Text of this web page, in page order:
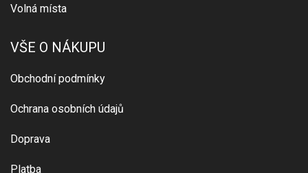
Volná místa
VŠE O NÁKUPU
Obchodní podmínky
Ochrana osobních údajů
Doprava
Platba